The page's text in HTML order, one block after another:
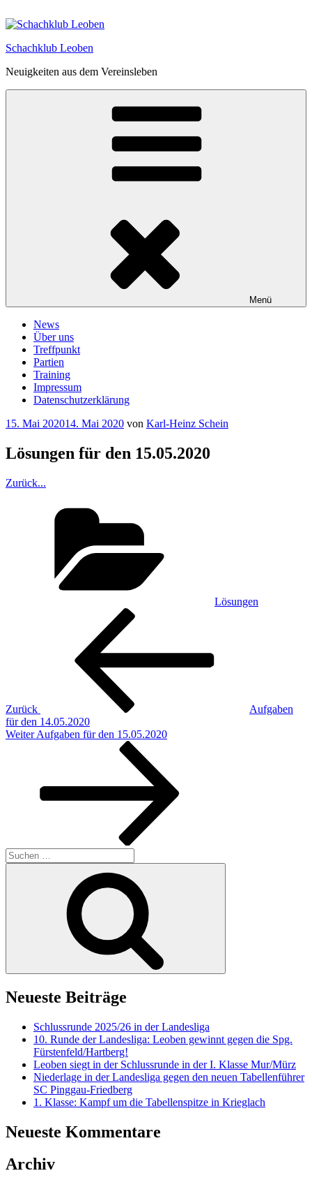
Inhalt
Schachklub Leoben
Neuigkeiten aus dem Vereinsleben
Menü
News
Über uns
Treffpunkt
Partien
Training
Impressum
Datenschutzerklärung
Veröffentlicht
15. Mai 202014. Mai 2020 von Karl-Heinz Schein
Lösungen für den 15.05.2020
Zurück...
Lösungen
Beitragsnavigation
Zurück
Aufgaben
für den 14.05.2020
Nächster
Weiter Aufgaben für den 15.05.2020
Suchen
nach:
Neueste Beiträge
Schlussrunde 2025/26 in der Landesliga
10. Runde der Landesliga: Leoben gewinnt gegen die Spg.
Fürstenfeld/Hartberg!
Leoben siegt in der Schlussrunde in der I. Klasse Mur/Mürz
Niederlage in der Landesliga gegen den neuen Tabellenführer
SC Pinggau-Friedberg
1. Klasse: Kampf um die Tabellenspitze in Krieglach
Neueste Kommentare
Archiv